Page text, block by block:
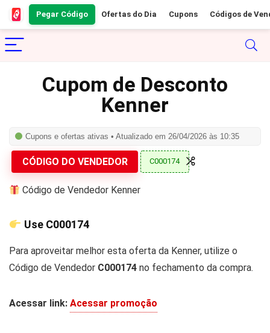
Pegar Código Ofertas do Dia Cupons Códigos de
Cupom de Desconto
Kenner
Cupons e ofertas ativas • Atualizado em 26/04/2026 às 10:35
CÓDIGO DO VENDEDOR C000174
Código de Vendedor Kenner
Use C000174
Para aproveitar melhor esta oferta da Kenner, utilize o
Código de Vendedor C000174 no fechamento da compra.
Acessar link: Acessar promoção